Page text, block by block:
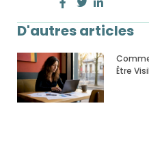
D'autres articles
Être